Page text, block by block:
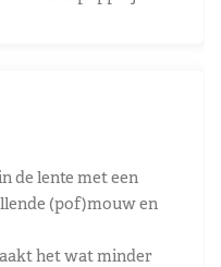
de lente met een
(pof)mouw en
het wat minder